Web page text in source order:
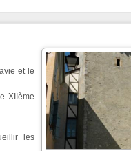
et le
XIIème
les